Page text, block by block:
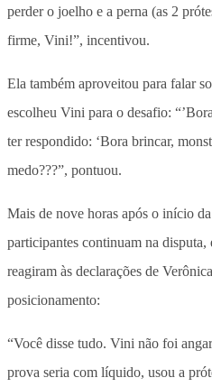
perder o joelho e a perna (as 2
firme, Vini!”, incentivou.
Ela também aproveitou para falar
escolheu Vini para o desafio:
ter respondido: ‘Bora brincar,
medo???”, pontuou.
Mais de nove horas após o início
participantes continuam na
reagiram às declarações de
posicionamento:
“Você disse tudo. Vini não foi
prova seria com líquido, usou a